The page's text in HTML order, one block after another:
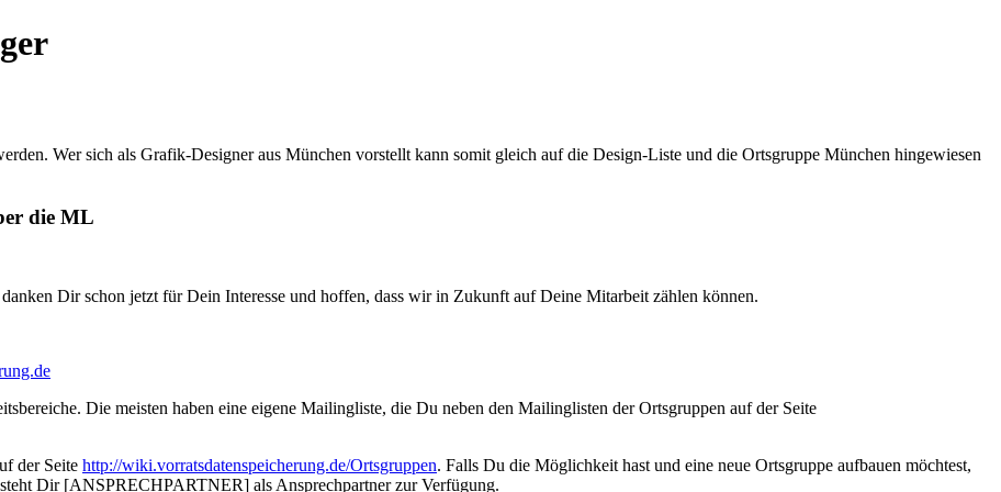
Wer sich als Grafik-Designer aus München vorstellt kann somit gleich auf die Design-Liste und die Ortsgruppe München hingewiesen
die ML
Dir schon jetzt für Dein Interesse und hoffen, dass wir in Zukunft auf Deine Mitarbeit zählen können.
Die meisten haben eine eigene Mailingliste, die Du neben den Mailinglisten der Ortsgruppen auf der Seite
der Seite http://wiki.vorratsdatenspeicherung.de/Ortsgruppen. Falls Du die Möglichkeit hast und eine neue Ortsgruppe aufbauen möchtest,
Dir [ANSPRECHPARTNER] als Ansprechpartner zur Verfügung.